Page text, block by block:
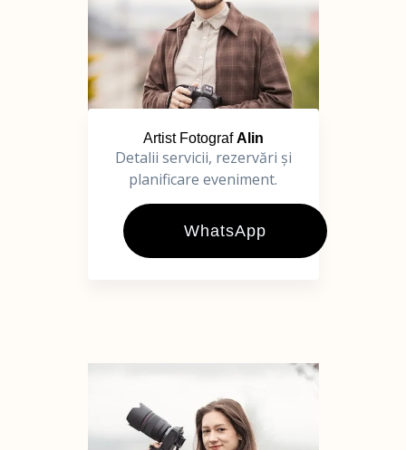
Artist FotografAlin
Detalii servicii, rezervări și
planificare eveniment.
WhatsApp